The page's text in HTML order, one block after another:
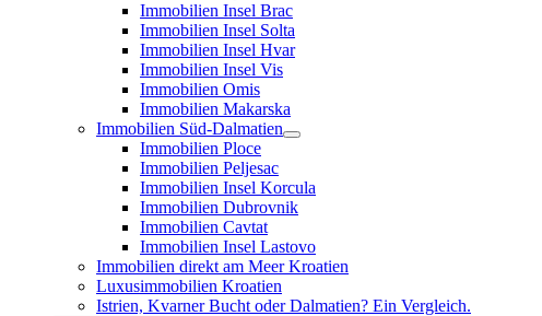
Immobilien Insel Brac
Immobilien Insel Solta
Immobilien Insel Hvar
Immobilien Insel Vis
Immobilien Omis
Immobilien Makarska
Immobilien Süd-Dalmatien
Immobilien Ploce
Immobilien Peljesac
Immobilien Insel Korcula
Immobilien Dubrovnik
Immobilien Cavtat
Immobilien Insel Lastovo
Immobilien direkt am Meer Kroatien
Luxusimmobilien Kroatien
Istrien, Kvarner Bucht oder Dalmatien? Ein Vergleich.